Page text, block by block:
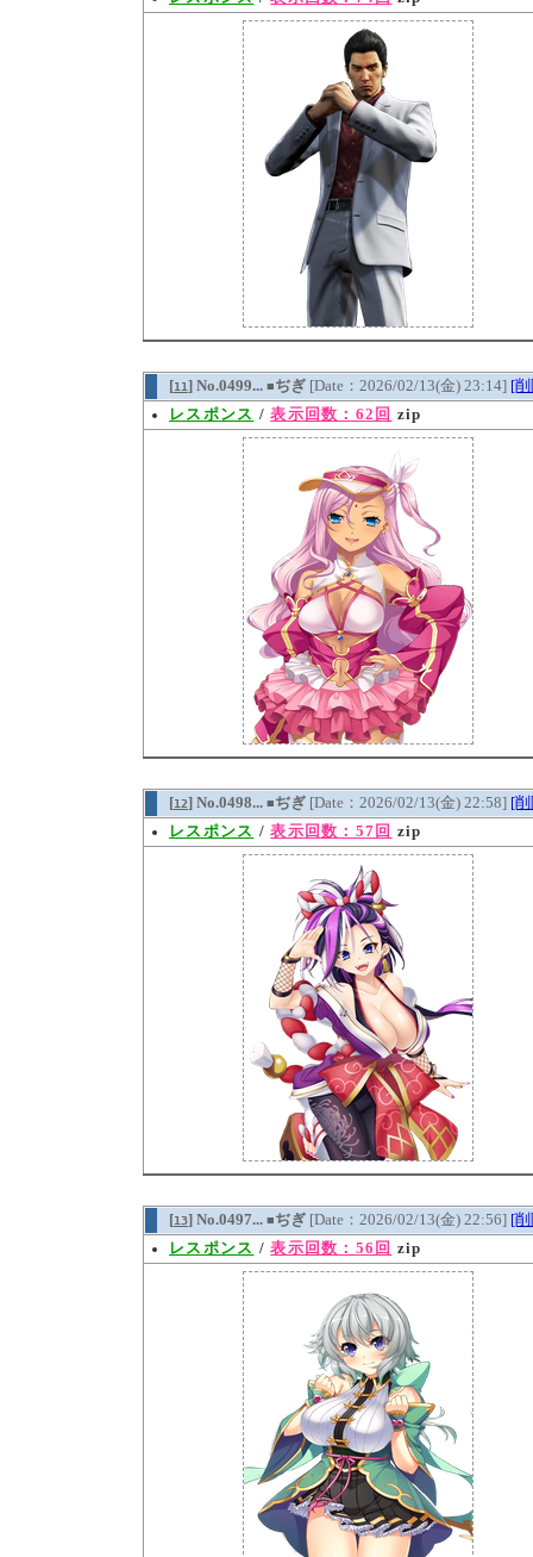
[11] No.0499... ■ぢぎ [Date：2026/02/13(金) 23:14] [
レスポンス /表示回数：62回 zip
[12] No.0498... ■ぢぎ [Date：2026/02/13(金) 22:58] [
レスポンス /表示回数：57回 zip
[13] No.0497... ■ぢぎ [Date：2026/02/13(金) 22:56] [
レスポンス /表示回数：56回 zip